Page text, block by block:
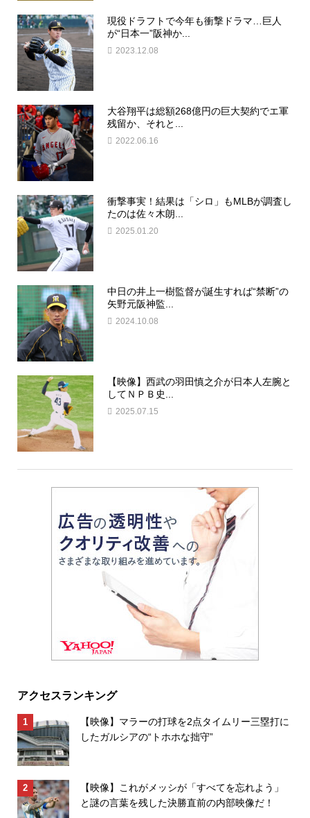
現役ドラフトで今年も衝撃ドラマ…巨人
が“日本一”阪神か...
2023.12.08
大谷翔平は総額268億円の巨大契約でエ軍
残留か、それと...
2022.06.16
衝撃事実！結果は「シロ」もMLBが調査し
たのは佐々木朗...
2025.01.20
中日の井上一樹監督が誕生すれば“禁断”の
矢野元阪神監...
2024.10.08
【映像】西武の羽田慎之介が日本人左腕と
してＮＰＢ史...
2025.07.15
アクセスランキング
【映像】マラーの打球を2点タイムリー三塁打に
したガルシアの“トホホな拙守”
【映像】これがメッシが「すべてを忘れよう」
と謎の言葉を残した決勝直前の内部映像だ！